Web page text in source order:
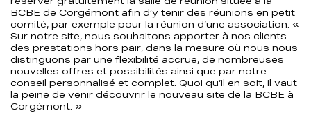
BCBE de Corgémont afin d’y tenir des réunions en petit
comité, par exemple pour la réunion d’une association. «
Sur notre site, nous souhaitons apporter à nos clients
des prestations hors pair, dans la mesure où nous nous
distinguons par une flexibilité accrue, de nombreuses
nouvelles offres et possibilités ainsi que par notre
conseil personnalisé et complet. Quoi qu’il en soit, il vaut
la peine de venir découvrir le nouveau site de la BCBE à
Corgémont. »